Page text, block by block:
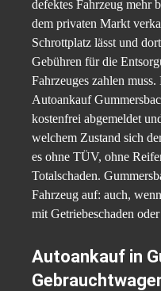
defektes Fahrzeug mehr
dem privaten Markt
Schrottplatz lässt und
Gebühren für die
Fahrzeuges zahlen
Autoankauf
kostenfrei abgemeldet
welchem Zustand sich
es ohne TÜV, ohne
Totalschaden.
Fahrzeug auf: auch,
mit Getriebeschaden
Autoankauf in